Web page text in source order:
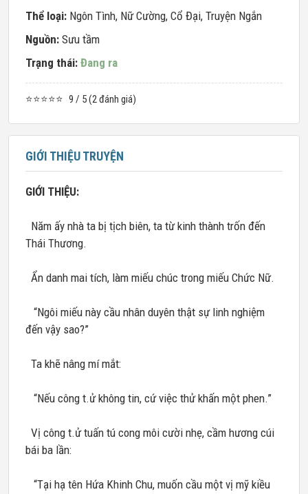
Thể loại: Ngôn Tình, Nữ Cường, Cổ Đại, Truyện Ngắn
Nguồn: Sưu tầm
Trạng thái: Đang ra
⭐⭐⭐⭐⭐ 9 / 5 (2 đánh giá)
GIỚI THIỆU TRUYỆN
GIỚI THIỆU:
Năm ấy nhà ta bị tịch biên, ta từ kinh thành trốn đến
Thái Thương.
Ẩn danh mai tích, làm miếu chúc trong miếu Chức Nữ.
“Ngôi miếu này cầu nhân duyên thật sự linh nghiệm
đến vậy sao?”
Ta khẽ nâng mí mắt:
“Nếu công t.ử không tin, cứ việc thử khấn một phen.”
Vị công t.ử tuấn tú cong môi cười nhẹ, cầm hương cúi
bái ba lần:
“Tại hạ tên Hứa Khinh Chu, muốn cầu một vị mỹ kiều